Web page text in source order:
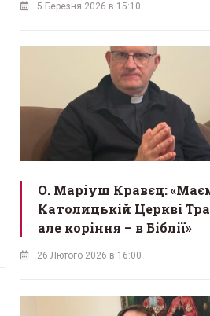
5 Березня 2026 в 15:10
О. Маріуш Кравєц:
Католицькій Церкві
але коріння – в Біблії»
26 Лютого 2026 в 16:00